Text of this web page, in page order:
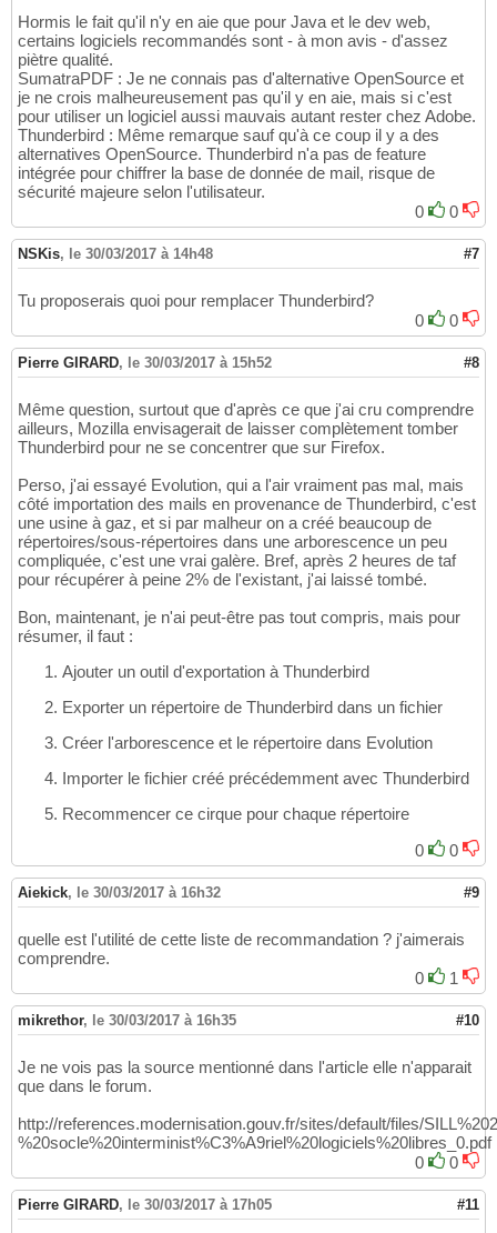
Hormis le fait qu'il n'y en aie que pour Java et le dev web,
certains logiciels recommandés sont - à mon avis - d'assez
piètre qualité.
SumatraPDF : Je ne connais pas d'alternative OpenSource et
je ne crois malheureusement pas qu'il y en aie, mais si c'est
pour utiliser un logiciel aussi mauvais autant rester chez Adobe.
Thunderbird : Même remarque sauf qu'à ce coup il y a des
alternatives OpenSource. Thunderbird n'a pas de feature
intégrée pour chiffrer la base de donnée de mail, risque de
sécurité majeure selon l'utilisateur.
0
0
NSKis, le 30/03/2017 à 14h48 #7
Tu proposerais quoi pour remplacer Thunderbird?
0
0
Pierre GIRARD, le 30/03/2017 à 15h52 #8
Même question, surtout que d'après ce que j'ai cru comprendre
ailleurs, Mozilla envisagerait de laisser complètement tomber
Thunderbird pour ne se concentrer que sur Firefox.
Perso, j'ai essayé Evolution, qui a l'air vraiment pas mal, mais
côté importation des mails en provenance de Thunderbird, c'est
une usine à gaz, et si par malheur on a créé beaucoup de
répertoires/sous-répertoires dans une arborescence un peu
compliquée, c'est une vrai galère. Bref, après 2 heures de taf
pour récupérer à peine 2% de l'existant, j'ai laissé tombé.
Bon, maintenant, je n'ai peut-être pas tout compris, mais pour
résumer, il faut :
Ajouter un outil d'exportation à Thunderbird
Exporter un répertoire de Thunderbird dans un fichier
Créer l'arborescence et le répertoire dans Evolution
Importer le fichier créé précédemment avec Thunderbird
Recommencer ce cirque pour chaque répertoire
0
0
Aiekick, le 30/03/2017 à 16h32 #9
quelle est l'utilité de cette liste de recommandation ? j'aimerais
comprendre.
0
1
mikrethor, le 30/03/2017 à 16h35 #10
Je ne vois pas la source mentionné dans l'article elle n'apparait
que dans le forum.
http://references.modernisation.gouv.fr/sites/default/files/
%20socle%20interminist%C3%A9riel%20logiciels%20libres_0.pdf
0
0
Pierre GIRARD, le 30/03/2017 à 17h05 #11